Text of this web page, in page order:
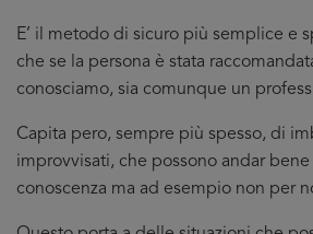
E’ il metodo di sicuro più semplice e
che se la persona è stata
conosciamo, sia comunque un
Capita pero, sempre più spesso, di
improvvisati, che possono andar bene
conoscenza ma ad esempio non per